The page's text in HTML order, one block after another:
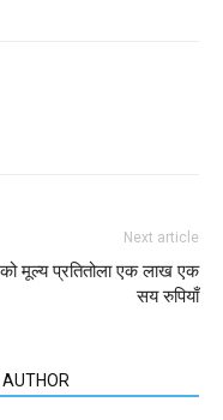
Next article
मूल्य प्रतितोला एक लाख एक
सय रुपियाँ